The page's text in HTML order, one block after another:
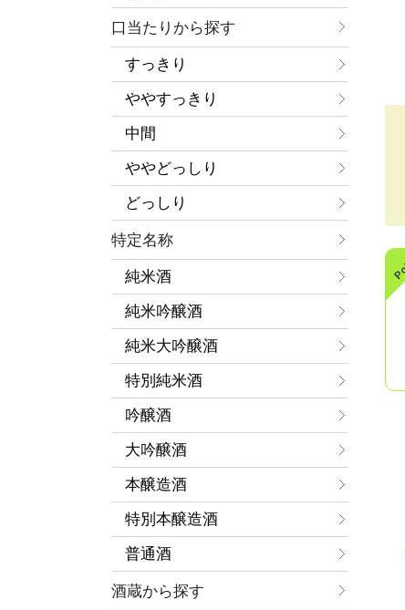
口当たりから探す
すっきり
ややすっきり
中間
ややどっしり
どっしり
特定名称
純米酒
純米吟醸酒
純米大吟醸酒
特別純米酒
吟醸酒
大吟醸酒
本醸造酒
特別本醸造酒
普通酒
酒蔵から探す